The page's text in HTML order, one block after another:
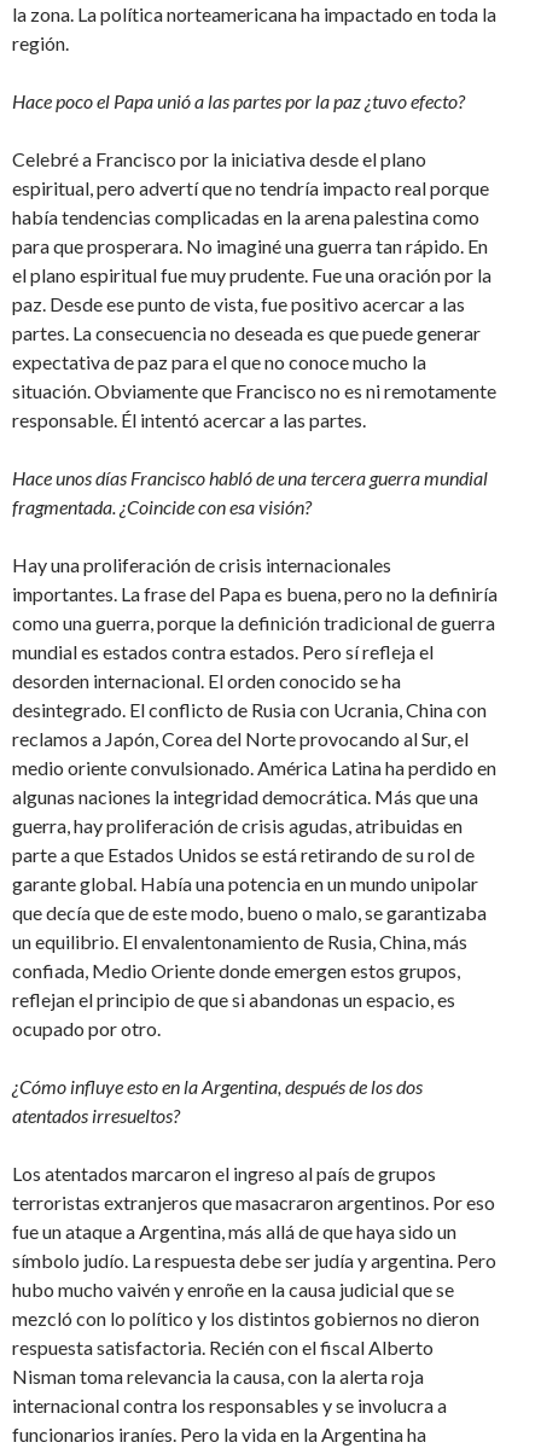
la zona. La política norteamericana ha impactado en toda la
región.
Hace poco el Papa unió a las partes por la paz ¿tuvo efecto?
Celebré a Francisco por la iniciativa desde el plano
espiritual, pero advertí que no tendría impacto real porque
había tendencias complicadas en la arena palestina como
para que prosperara. No imaginé una guerra tan rápido. En
el plano espiritual fue muy prudente. Fue una oración por la
paz. Desde ese punto de vista, fue positivo acercar a las
partes. La consecuencia no deseada es que puede generar
expectativa de paz para el que no conoce mucho la
situación. Obviamente que Francisco no es ni remotamente
responsable. Él intentó acercar a las partes.
Hace unos días Francisco habló de una tercera guerra mundial
fragmentada. ¿Coincide con esa visión?
Hay una proliferación de crisis internacionales
importantes. La frase del Papa es buena, pero no la definiría
como una guerra, porque la definición tradicional de guerra
mundial es estados contra estados. Pero sí refleja el
desorden internacional. El orden conocido se ha
desintegrado. El conflicto de Rusia con Ucrania, China con
reclamos a Japón, Corea del Norte provocando al Sur, el
medio oriente convulsionado. América Latina ha perdido en
algunas naciones la integridad democrática. Más que una
guerra, hay proliferación de crisis agudas, atribuidas en
parte a que Estados Unidos se está retirando de su rol de
garante global. Había una potencia en un mundo unipolar
que decía que de este modo, bueno o malo, se garantizaba
un equilibrio. El envalentonamiento de Rusia, China, más
confiada, Medio Oriente donde emergen estos grupos,
reflejan el principio de que si abandonas un espacio, es
ocupado por otro.
¿Cómo influye esto en la Argentina, después de los dos
atentados irresueltos?
Los atentados marcaron el ingreso al país de grupos
terroristas extranjeros que masacraron argentinos. Por eso
fue un ataque a Argentina, más allá de que haya sido un
símbolo judío. La respuesta debe ser judía y argentina. Pero
hubo mucho vaivén y enroñe en la causa judicial que se
mezcló con lo político y los distintos gobiernos no dieron
respuesta satisfactoria. Recién con el fiscal Alberto
Nisman toma relevancia la causa, con la alerta roja
internacional contra los responsables y se involucra a
funcionarios iraníes. Pero la vida en la Argentina ha